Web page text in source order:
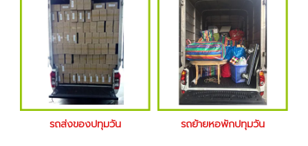
รถส่งของปทุมวัน รถย้ายหอพักปทุมวัน